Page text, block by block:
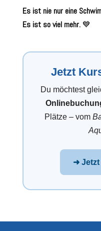
Es ist nie nur eine
Es ist so viel mehr.💙
Jetzt
Du möchtest
Plätze – vom
➜